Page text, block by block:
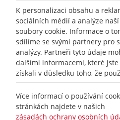
+420777 465
K personalizaci obsahu a
sociálních médií a analýze
soubory cookie. Informace o
sdílíme se svými partnery pro
analýzy. Partneři tyto údaje
dalšími informacemi, které
získali v důsledku toho, že
Více informací o používání
stránkách najdete v našich
zásadách ochrany osobních